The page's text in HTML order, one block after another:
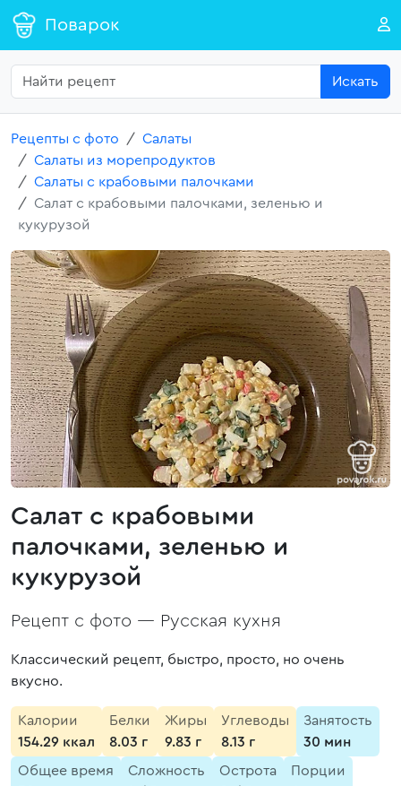
Поварок
Искать
Рецепты с фото
Салаты
Салаты из морепродуктов
Салаты с крабовыми палочками
Салат с крабовыми палочками, зеленью и
кукурузой
Салат с крабовыми
палочками, зеленью и
кукурузой
Рецепт с фото — Русская кухня
Классический рецепт, быстро, просто, но очень
вкусно.
Калории
154.29 ккал
Белки
8.03 г
Жиры
9.83 г
Углеводы
8.13 г
Занятость
30 мин
Общее время
Сложность
Острота
Порции